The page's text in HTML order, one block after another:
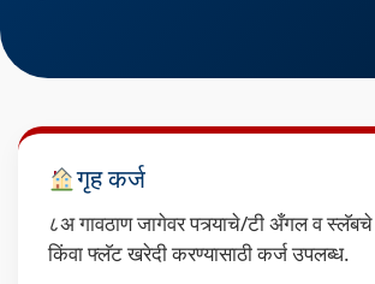
गृह कर्ज
८अ गावठाण जागेवर पत्र्याचे/टी अँगल व स्लॅबचे
किंवा फ्लॅट खरेदी करण्यासाठी कर्ज उपलब्ध.